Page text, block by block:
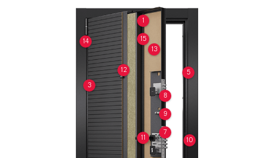
1
3
5
7
8
9
10
11
12
13
14 15